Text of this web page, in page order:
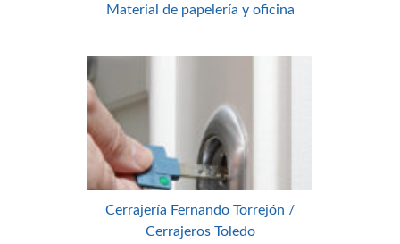
Material de papelería y oficina
Cerrajería Fernando Torrejón /
Cerrajeros Toledo